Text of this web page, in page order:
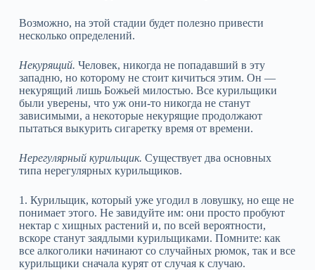
Возможно, на этой стадии будет полезно привести
несколько определений.
Некурящий. Человек, никогда не попадавший в эту
западню, но которому не стоит кичиться этим. Он —
некурящий лишь Божьей милостью. Все курильщики
были уверены, что уж они‑то никогда не станут
зависимыми, а некоторые некурящие продолжают
пытаться выкурить сигаретку время от времени.
Нерегулярный курильщик. Существует два основных
типа нерегулярных курильщиков.
1. Курильщик, который уже угодил в ловушку, но еще не
понимает этого. Не завидуйте им: они просто пробуют
нектар с хищных растений и, по всей вероятности,
вскоре станут заядлыми курильщиками. Помните: как
все алкоголики начинают со случайных рюмок, так и все
курильщики сначала курят от случая к случаю.